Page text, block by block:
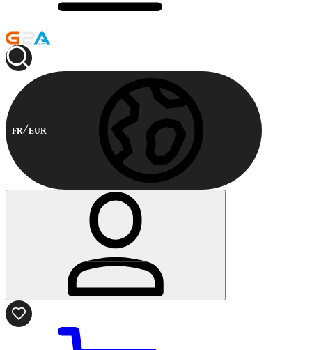
FR EUR